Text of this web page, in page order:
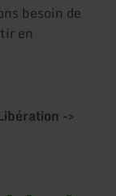
besoin de
en
->